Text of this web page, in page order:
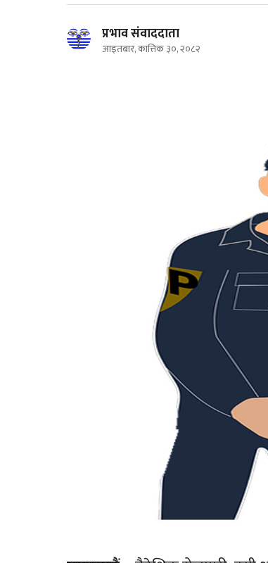
प्रभाव संवाददाता
आइतबार, कात्तिक ३०, २०८२